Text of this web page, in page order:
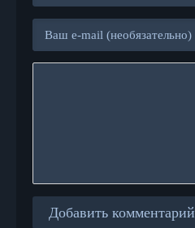
Добавить комментарий